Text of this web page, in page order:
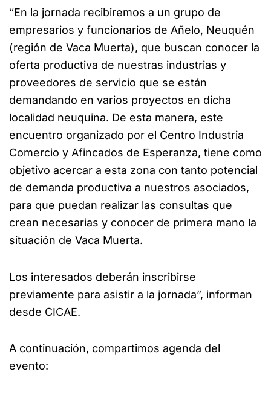
“En la jornada recibiremos a un grupo de
empresarios y funcionarios de Añelo, Neuquén
(región de Vaca Muerta), que buscan conocer la
oferta productiva de nuestras industrias y
proveedores de servicio que se están
demandando en varios proyectos en dicha
localidad neuquina. De esta manera, este
encuentro organizado por el Centro Industria
Comercio y Afincados de Esperanza, tiene como
objetivo acercar a esta zona con tanto potencial
de demanda productiva a nuestros asociados,
para que puedan realizar las consultas que
crean necesarias y conocer de primera mano la
situación de Vaca Muerta.
Los interesados deberán inscribirse
previamente para asistir a la jornada”, informan
desde CICAE.
A continuación, compartimos agenda del
evento: